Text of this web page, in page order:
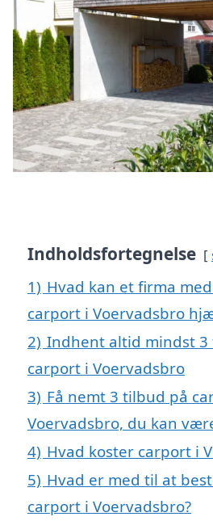
Indholdsfortegnelse
1) Hvad kan et firma
carport i Voervadsbro
2) Indhent altid mindst 3
carport i Voervadsbro
3) Få nemt 3 tilbud på
Voervadsbro, du kan
4) Hvad koster carport i
5) Hvad er med til at
carport i Voervadsbro?